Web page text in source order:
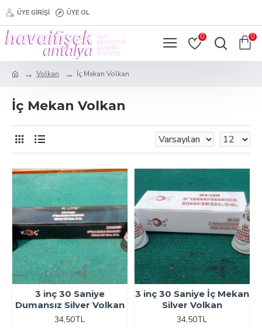
ÜYE GIRIŞI ÜYE OL
0 0
Volkan İç Mekan Volkan
İç Mekan Volkan
3 inç 30 Saniye
Dumansız Silver Volkan
34,50TL
3 inç 30 Saniye İç Mekan
Silver Volkan
34,50TL